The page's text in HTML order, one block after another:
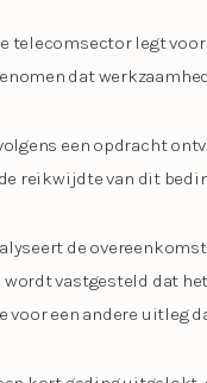
telecomsector legt
dat
een opdracht
reikwijdte van dit
de
wordt vastgesteld dat
voor een andere uitleg